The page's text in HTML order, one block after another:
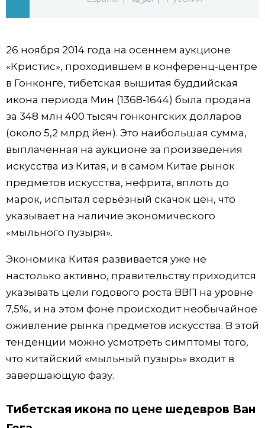
Блог
Политика
Экономика
Общество
Культура
Жизнь
Технологии
Японский язык
Японский калейдоскоп
Семья
Еда и напитки
26 ноября 2014 года на осеннем аукционе
«Кристис», проходившем в конференц-центре
в Гонконге, тибетская вышитая буддийская
икона периода Мин (1368-1644) была продана
за 348 млн 400 тысяч гонконгских долларов
(около 5,2 млрд йен). Это наибольшая сумма,
выплаченная на аукционе за произведения
искусства из Китая, и в самом Китае рынок
предметов искусства, нефрита, вплоть до
марок, испытал серьёзный скачок цен, что
указывает на наличие экономического
«мыльного пузыря».
Экономика Китая развивается уже не
настолько активно, правительству приходится
указывать цели годового роста ВВП на уровне
7,5%, и на этом фоне происходит необычайное
оживление рынка предметов искусства. В этой
тенденции можно усмотреть симптомы того,
что китайский «мыльный пузырь» входит в
завершающую фазу.
Тибетская икона по цене шедевров Ван